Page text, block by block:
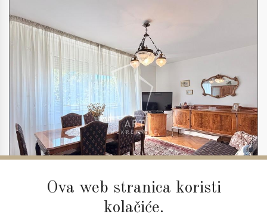
Ova web stranica koristi
kolačiće.